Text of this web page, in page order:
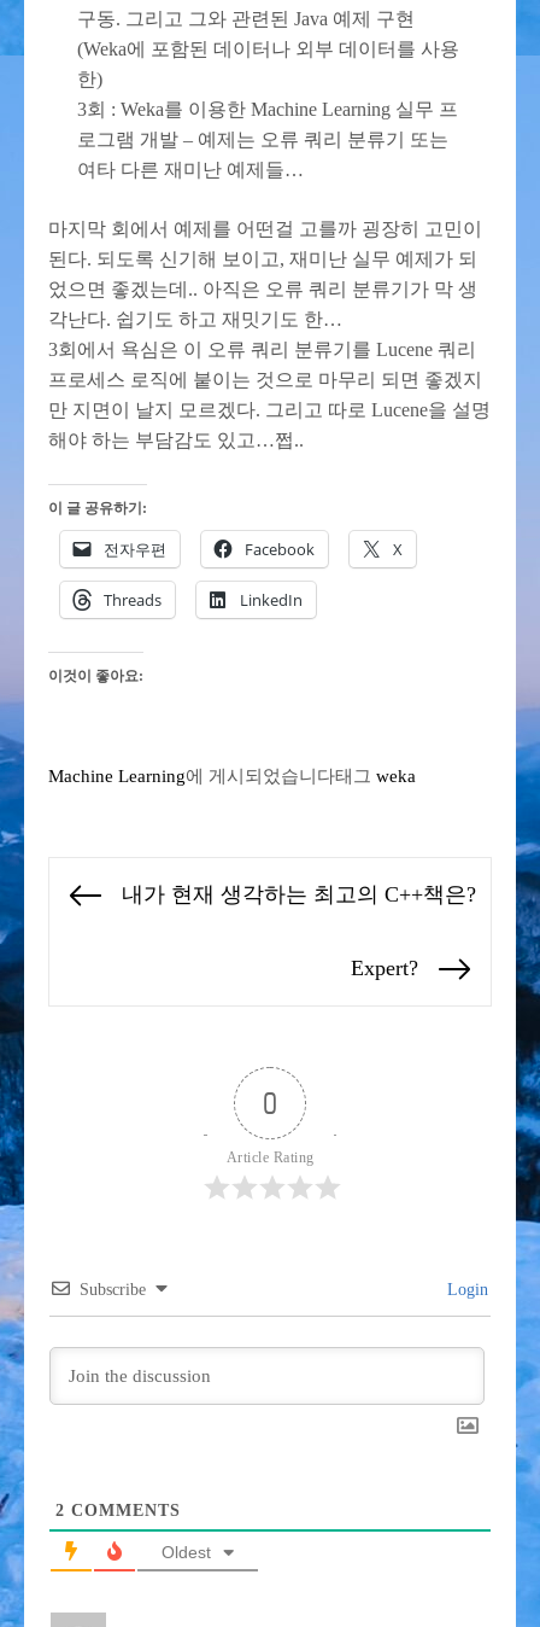
구동. 그리고 그와 관련된 Java 예제 구현
(Weka에 포함된 데이터나 외부 데이터를 사용
한)
3회 : Weka를 이용한 Machine Learning 실무 프
로그램 개발 – 예제는 오류 쿼리 분류기 또는
여타 다른 재미난 예제들…
마지막 회에서 예제를 어떤걸 고를까 굉장히 고민이
된다. 되도록 신기해 보이고, 재미난 실무 예제가 되
었으면 좋겠는데.. 아직은 오류 쿼리 분류기가 막 생
각난다. 쉽기도 하고 재밋기도 한…
3회에서 욕심은 이 오류 쿼리 분류기를 Lucene 쿼리
프로세스 로직에 붙이는 것으로 마무리 되면 좋겠지
만 지면이 날지 모르겠다. 그리고 따로 Lucene을 설명
해야 하는 부담감도 있고…쩝..
이 글 공유하기:
전자우편 Facebook X
Threads LinkedIn
이것이 좋아요:
Machine Learning에 게시되었습니다태그 weka
Previous
내가 현재 생각하는 최고의 C++책은?
Next
Expert?
0
Article Rating
Subscribe Login
2 COMMENTS
Oldest